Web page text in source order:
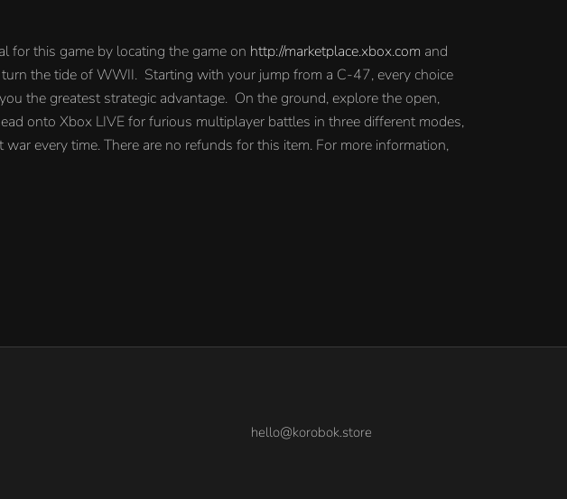
for this game by locating the game on http://marketplace.xbox.com and
the tide of WWII. Starting with your jump from a C-47, every choice
the greatest strategic advantage. On the ground, explore the open,
onto Xbox LIVE for furious multiplayer battles in three different modes,
every time. There are no refunds for this item. For more information,
hello@korobok.store